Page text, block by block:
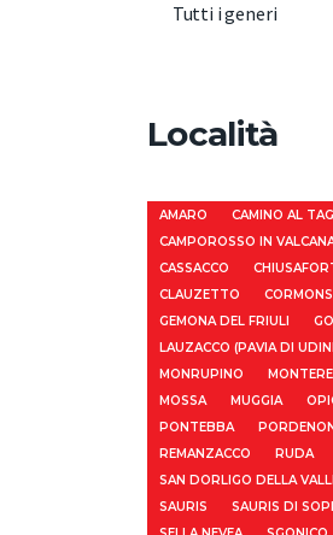
Tutti i generi
Località
AMARO
CAMINO AL
CAMPOROSSO IN
CASSACCO
CLAUZETTO
CORMONS
GEMONA DEL FRIULI
LAUZACCO (PAVIA DI
MONRUPINO
MOSSA
MUGGIA
PONTEBBA
REMANZACCO
RUDA
SAN DORLIGO DELLA
SAURIS
SAURIS DI